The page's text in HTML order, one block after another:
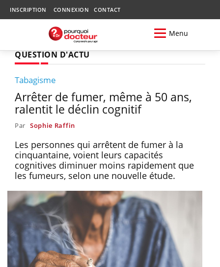
INSCRIPTION CONNEXION CONTACT
Menu
QUESTION D'ACTU
Tabagisme
Arrêter de fumer, même à 50 ans,
ralentit le déclin cognitif
Par Sophie Raffin
Les personnes qui arrêtent de fumer à la
cinquantaine, voient leurs capacités
cognitives diminuer moins rapidement que
les fumeurs, selon une nouvelle étude.